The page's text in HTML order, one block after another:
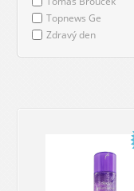
Topnews Ge
Zdravý den